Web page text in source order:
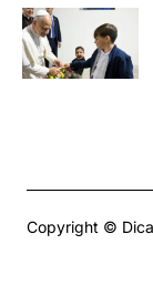
Copyright ©